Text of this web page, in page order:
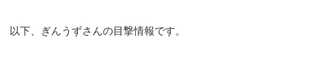
以下、ぎんうずさんの目撃情報です。